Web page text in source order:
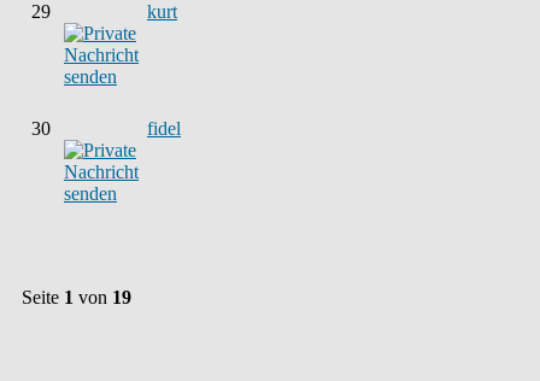
29 kurt
30 fidel
Seite 1 von 19